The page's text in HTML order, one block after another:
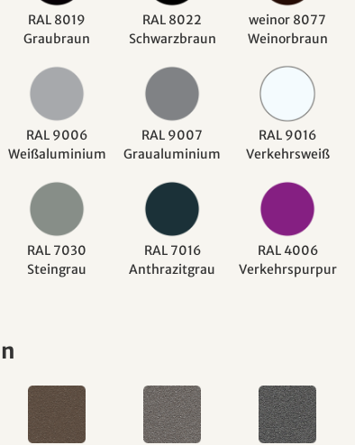
RAL 8019
Graubraun
RAL 8022
Schwarzbraun
weinor 8077
Weinorbraun
RAL 9006
Weißaluminium
RAL 9007
Graualuminium
RAL 9016
Verkehrsweiß
RAL 7030
Steingrau
RAL 7016
Anthrazitgrau
RAL 4006
Verkehrspurpur